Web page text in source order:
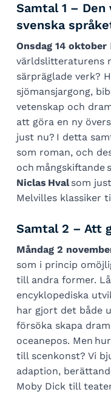
Samtal 1 –
svenska
Onsdag 14 oktober
världslitteraturens
särpräglade verk?
sjömansjargong,
vetenskap och
att göra en ny
just nu? I detta
som roman, och
och mångskiftande
Niclas Hvalsom
Melvilles klassiker
Samtal 2 – Att
Måndag 2
som i princip
till andra former.
encyklopediska
har gjort det både
försöka skapa
oceanepos. Men
till scenkonst? Vi
adaption,
Moby Dick till